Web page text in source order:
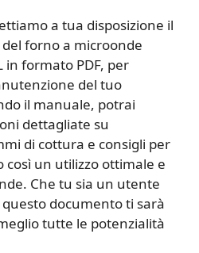
a tua disposizione il
forno a microonde
in formato PDF, per
del tuo
il manuale, potrai
dettagliate su
di cottura e consigli per
così un utilizzo ottimale e
Che tu sia un utente
documento ti sarà
tutte le potenzialità